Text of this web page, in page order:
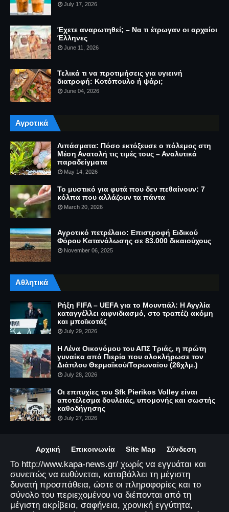
July 17, 2026
Έχετε αναρωτηθεί; – Να τι έτρωγαν οι αρχαίοι
Έλληνες
June 11, 2026
Τελικά τι να προτιμήσεις για υγιεινή
διατροφή: Κοτόπουλο ή ψάρι;
June 04, 2026
Αγροτικά
Λιπάσματα: Πόσο εκτόξευσε ο πόλεμος στη
Μέση Ανατολή τις τιμές τους – Αναλυτικά
παραδείγματα
May 14, 2026
Το μυστικό για φυτά που δεν πεθαίνουν: 7
κόλπα που αλλάζουν τα πάντα
March 20, 2026
Αγροτικό πετρέλαιο: Επιστροφή Ειδικού
Φόρου Κατανάλωσης σε 83.000 δικαιούχους
November 06, 2025
Αθλητικά
Ρήξη FIFA – UEFA για το Μουντιάλ: Η Αγγλία
καταγγέλλει αιφνιδιασμό, στο τραπέζι ακόμη
και μποϊκοτάζ
July 29, 2026
Η Λένα Οικονόμου του ΑΠΣ Τριάς, η πρώτη
γυναίκα από Πιερία που ολοκλήρωσε τον
Διάπλου Θερμαϊκού/Τορωναίου (26χλμ.)
July 28, 2026
Οι επιτυχίες του Sfk Pierikos Volley είναι
αποτέλεσμα δουλειάς, υπομονής και σωστής
καθοδήγησης
July 27, 2026
Αρχική Επικοινωνία Site Map Σύνδεση
Το http://www.kapa-news.gr/ χωρίς να εγγυάται και
συνεπώς να ευθύνεται, καταβάλλει τη μέγιστη
δυνατή προσπάθεια, ώστε οι πληροφορίες και το
σύνολο του περιεχομένου να διέπονται από τη
μέγιστη ακρίβεια, σαφήνεια, χρονική εγγύτητα,